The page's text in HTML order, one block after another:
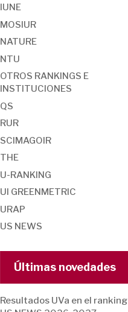
IUNE
MOSIUR
NATURE
NTU
OTROS RANKINGS E
INSTITUCIONES
QS
RUR
SCIMAGOIR
THE
U-RANKING
UI GREENMETRIC
URAP
US NEWS
Últimas novedades
Resultados UVa en el ranking